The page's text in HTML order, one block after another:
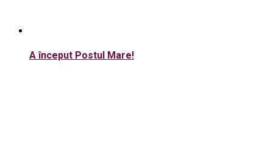
A început Postul Mare!